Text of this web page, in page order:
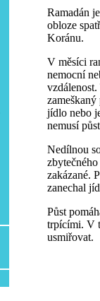
Ramadán
obloze
Koránu.
V měsíci
nemocní
jídlo nebo
nemusí
Nedílnou
zakázané.
zanechal
Půst
trpícími. V
usmiřovat.